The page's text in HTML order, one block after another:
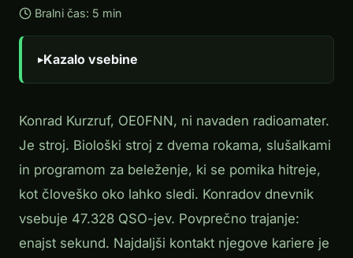
Bralni čas: 5 min
Kazalo vsebine
Konrad Kurzruf, OE0FNN, ni navaden radioamater.
Je stroj. Biološki stroj z dvema rokama, slušalkami
in programom za beleženje, ki se pomika hitreje,
kot človeško oko lahko sledi. Konradov dnevnik
vsebuje 47.328 QSO-jev. Povprečno trajanje:
enajst sekund. Najdaljši kontakt njegove kariere je